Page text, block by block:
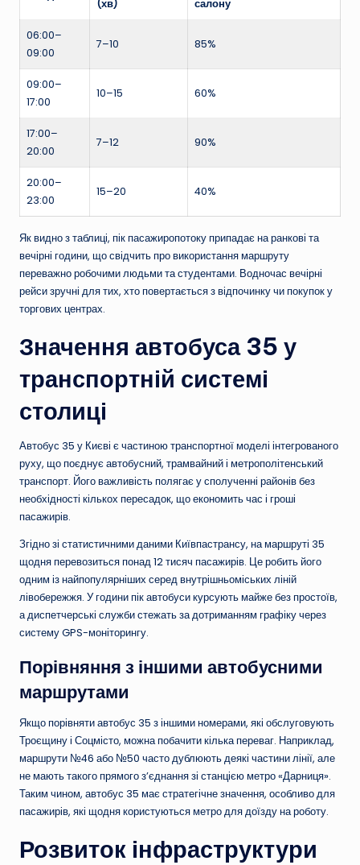
(хв) салону
06:00–
09:00
7–10 85%
09:00–
17:00
10–15 60%
17:00–
20:00
7–12 90%
20:00–
23:00
15–20 40%
Як видно з таблиці, пік пасажиропотоку припадає на ранкові та
вечірні години, що свідчить про використання маршруту
переважно робочими людьми та студентами. Водночас вечірні
рейси зручні для тих, хто повертається з відпочинку чи покупок у
торгових центрах.
Значення автобуса 35 у
транспортній системі
столиці
Автобус 35 у Києві є частиною транспортної моделі інтегрованого
руху, що поєднує автобусний, трамвайний і метрополітенський
транспорт. Його важливість полягає у сполученні районів без
необхідності кількох пересадок, що економить час і гроші
пасажирів.
Згідно зі статистичними даними Київпастрансу, на маршруті 35
щодня перевозиться понад 12 тисяч пасажирів. Це робить його
одним із найпопулярніших серед внутрішньоміських ліній
лівобережжя. У години пік автобуси курсують майже без простоїв,
а диспетчерські служби стежать за дотриманням графіку через
систему GPS-моніторингу.
Порівняння з іншими автобусними
маршрутами
Якщо порівняти автобус 35 з іншими номерами, які обслуговують
Троєщину і Соцмісто, можна побачити кілька переваг. Наприклад,
маршрути №46 або №50 часто дублюють деякі частини лінії, але
не мають такого прямого з’єднання зі станцією метро «Дарниця».
Таким чином, автобус 35 має стратегічне значення, особливо для
пасажирів, які щодня користуються метро для доїзду на роботу.
Розвиток інфраструктури